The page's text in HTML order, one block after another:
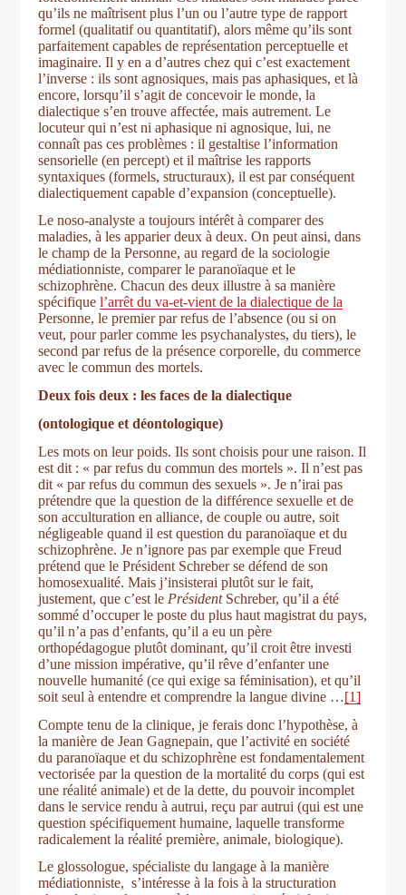
qu’ils ne maîtrisent plus l’un ou l’autre type de rapport
formel (qualitatif ou quantitatif), alors même qu’ils sont
parfaitement capables de représentation perceptuelle et
imaginaire. Il y en a d’autres chez qui c’est exactement
l’inverse : ils sont agnosiques, mais pas aphasiques, et là
encore, lorsqu’il s’agit de concevoir le monde, la
dialectique s’en trouve affectée, mais autrement. Le
locuteur qui n’est ni aphasique ni agnosique, lui, ne
connaît pas ces problèmes : il gestaltise l’information
sensorielle (en percept) et il maîtrise les rapports
syntaxiques (formels, structuraux), il est par conséquent
dialectiquement capable d’expansion (conceptuelle).
Le noso-analyste a toujours intérêt à comparer des
maladies, à les apparier deux à deux. On peut ainsi, dans
le champ de la Personne, au regard de la sociologie
médiationniste, comparer le paranoïaque et le
schizophrène. Chacun des deux illustre à sa manière
spécifiquel’arrêt du va-et-vient de la dialectique de la
Personne, le premier par refus de l’absence (ou si on
veut, pour parler comme les psychanalystes, du tiers), le
second par refus de la présence corporelle, du commerce
avec le commun des mortels.
Deux fois deux : les faces de la dialectique
(ontologique et déontologique)
Les mots on leur poids. Ils sont choisis pour une raison. Il
est dit : « par refus du commun des mortels ». Il n’est pas
dit « par refus du commun des sexuels ». Je n’irai pas
prétendre que la question de la différence sexuelle et de
son acculturation en alliance, de couple ou autre, soit
négligeable quand il est question du paranoïaque et du
schizophrène. Je n’ignore pas par exemple que Freud
prétend que le Président Schreber se défend de son
homosexualité. Mais j’insisterai plutôt sur le fait,
justement, que c’est le PrésidentSchreber, qu’il a été
sommé d’occuper le poste du plus haut magistrat du pays,
qu’il n’a pas d’enfants, qu’il a eu un père
orthopédagogue plutôt dominant, qu’il croit être investi
d’une mission impérative, qu’il rêve d’enfanter une
nouvelle humanité (ce qui exige sa féminisation), et qu’il
soit seul à entendre et comprendre la langue divine …[1]
Compte tenu de la clinique, je ferais donc l’hypothèse, à
la manière de Jean Gagnepain, que l’activité en société
du paranoïaque et du schizophrène est fondamentalement
vectorisée par la question de la mortalité du corps (qui est
une réalité animale) et de la dette, du pouvoir incomplet
dans le service rendu à autrui, reçu par autrui (qui est une
question spécifiquement humaine, laquelle transforme
radicalement la réalité première, animale, biologique).
Le glossologue, spécialiste du langage à la manière
médiationniste, s’intéresse à la fois à la structuration